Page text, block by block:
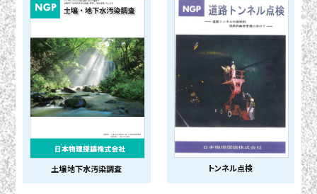
土壌地下水汚染調査 トンネル点検